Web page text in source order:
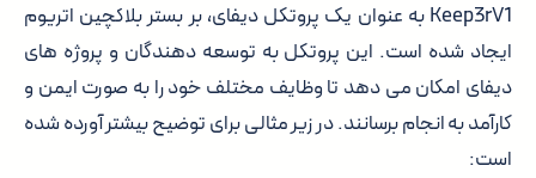
Keep3rV1 به عنوان یک پروتکل دیفای، بر بستر بلاکچین اتریوم
ایجاد شده است. این پروتکل به توسعه دهندگان و پروژه های
دیفای امکان می دهد تا وظایف مختلف خود را به صورت ایمن و
کارآمد به انجام برسانند. در زیر مثالی برای توضیح بیشتر آورده شده
است: